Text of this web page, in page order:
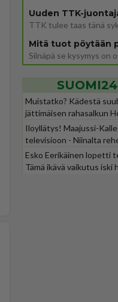
Muistatko? Kädestä
jättimäisen rahasalkun
Iloyllätys! Maajussi-
televisioon - Niinalta
"KÄÄKS!"
Esko Eerikäinen lopetti
Tämä ikävä vaikutus iski